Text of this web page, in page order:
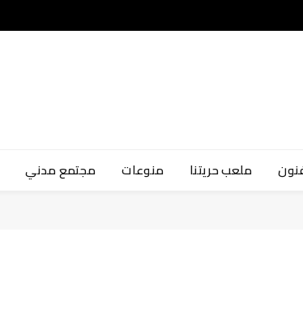
ملعب حريتنا منوعات مجتمع مدني